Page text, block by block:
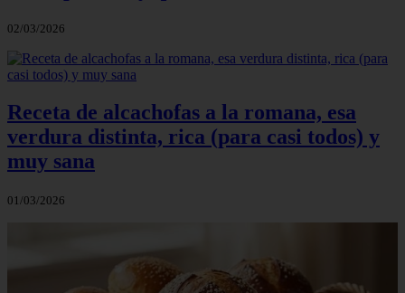
02/03/2026
Receta de alcachofas a la romana, esa
verdura distinta, rica (para casi todos) y
muy sana
01/03/2026